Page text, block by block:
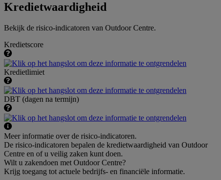
Kredietwaardigheid
Bekijk de risico-indicatoren van Outdoor Centre.
Kredietscore
Kredietlimiet
DBT (dagen na termijn)
Meer informatie over de risico-indicatoren.
De risico-indicatoren bepalen de kredietwaardigheid van Outdoor
Centre en of u veilig zaken kunt doen.
Wilt u zakendoen met Outdoor Centre?
Krijg toegang tot actuele bedrijfs- en financiële informatie.